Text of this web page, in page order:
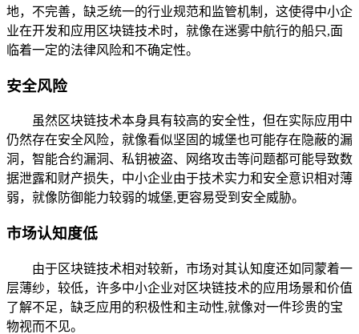
地，不完善，缺乏统一的行业规范和监管机制，这使得中小企
业在开发和应用区块链技术时，就像在迷雾中航行的船只,面
临着一定的法律风险和不确定性。
安全风险
虽然区块链技术本身具有较高的安全性，但在实际应用中
仍然存在安全风险，就像看似坚固的城堡也可能存在隐蔽的漏
洞，智能合约漏洞、私钥被盗、网络攻击等问题都可能导致数
据泄露和财产损失，中小企业由于技术实力和安全意识相对薄
弱，就像防御能力较弱的城堡,更容易受到安全威胁。
市场认知度低
由于区块链技术相对较新，市场对其认知度还如同蒙着一
层薄纱，较低，许多中小企业对区块链技术的应用场景和价值
了解不足，缺乏应用的积极性和主动性,就像对一件珍贵的宝
物视而不见。